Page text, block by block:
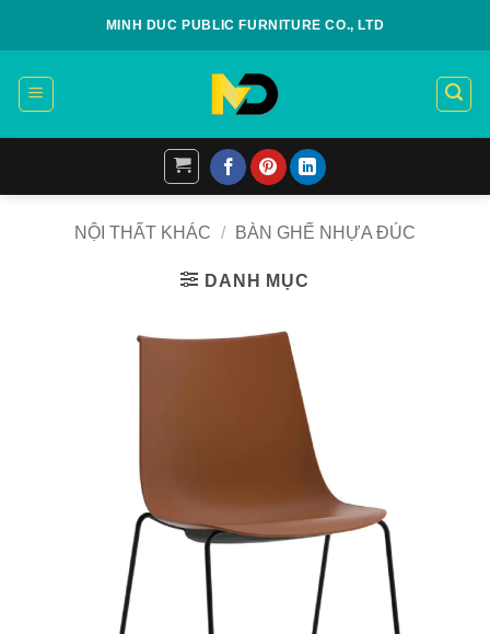
MINH DUC PUBLIC FURNITURE CO., LTD
NỘI THẤT KHÁC / BÀN GHẾ NHỰA ĐÚC
DANH MỤC